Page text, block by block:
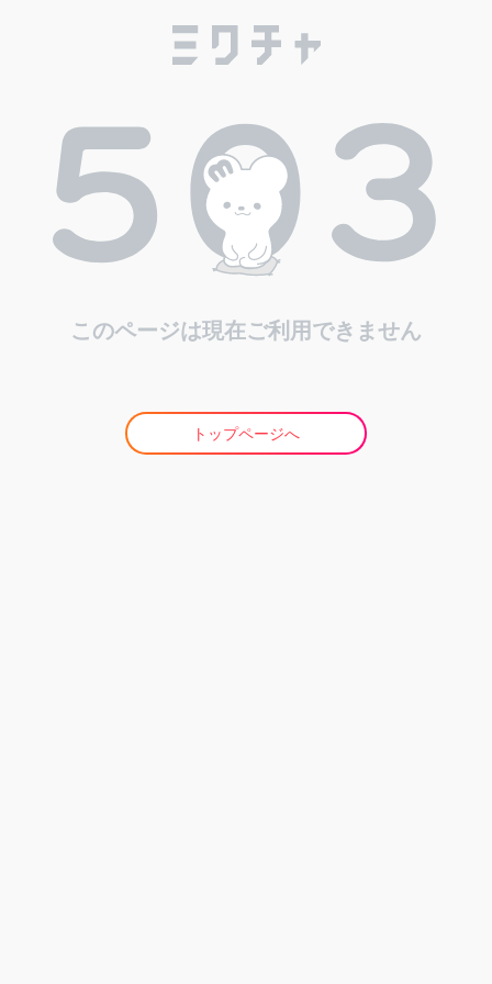
このページは現在ご利用できません